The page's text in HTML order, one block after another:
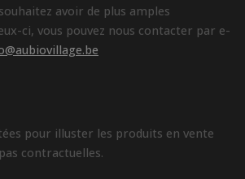
avoir de plus amples
ci, vous pouvez nous contacter par e-
pour illuster les produits en vente
contractuelles.